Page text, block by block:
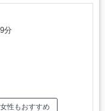
分
女性もおすすめ